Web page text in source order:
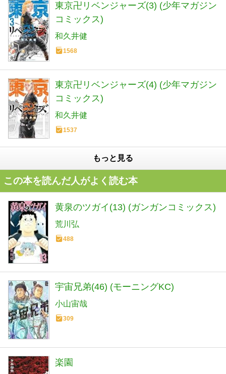
東京卍リベンジャーズ(3) (少年マガジン
コミックス)
和久井健
1568
東京卍リベンジャーズ(4) (少年マガジン
コミックス)
和久井健
1537
もっと見る
この本を読んだ人がよく読む本
黄泉のツガイ(13) (ガンガンコミックス)
荒川弘
488
宇宙兄弟(46) (モーニングKC)
小山宙哉
309
楽園